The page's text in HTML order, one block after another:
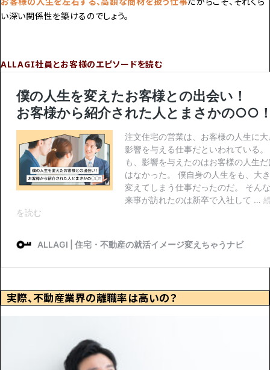
い深い関係性を築けるのでしょう。
ALLAGI社員とお客様のエピソードを読む
実際、不動産業界の離職率は高いの？